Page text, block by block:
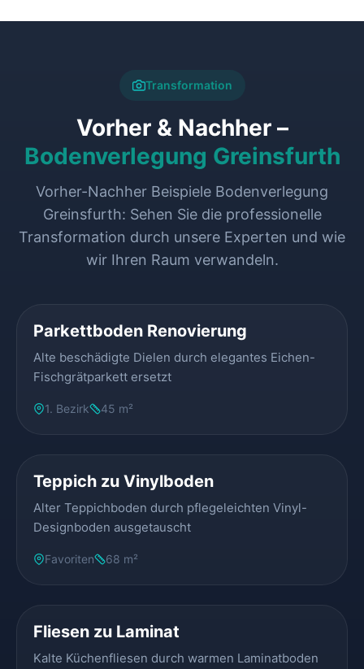
Transformation
Vorher & Nachher –
Bodenverlegung Greinsfurth
Vorher-Nachher Beispiele Bodenverlegung
Greinsfurth: Sehen Sie die professionelle
Transformation durch unsere Experten und wie
wir Ihren Raum verwandeln.
Parkettboden Renovierung
Alte beschädigte Dielen durch elegantes Eichen-
Fischgrätparkett ersetzt
1. Bezirk 45 m²
Teppich zu Vinylboden
Alter Teppichboden durch pflegeleichten Vinyl-
Designboden ausgetauscht
Favoriten 68 m²
Fliesen zu Laminat
Kalte Küchenfliesen durch warmen Laminatboden